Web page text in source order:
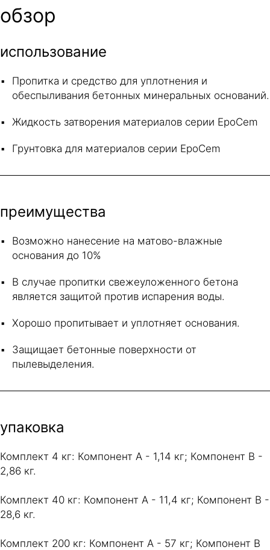
обзор
использование
Пропитка и средство для уплотнения и
обеспыливания бетонных минеральных оснований.
Жидкость затворения материалов серии EpoCem
Грунтовка для материалов серии EpoCem
преимущества
Возможно нанесение на матово-влажные
основания до 10%
В случае пропитки свежеуложенного бетона
является защитой против испарения воды.
Хорошо пропитывает и уплотняет основания.
Защищает бетонные поверхности от
пылевыделения.
упаковка
Комплект 4 кг: Компонент A - 1,14 кг; Компонент B -
2,86 кг.
Комплект 40 кг: Компонент A - 11,4 кг; Компонент B -
28,6 кг.
Комплект 200 кг: Компонент A - 57 кг; Компонент B